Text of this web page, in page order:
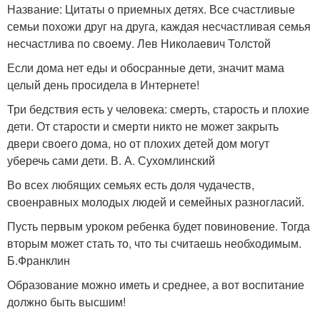
Название: Цитаты о приемных детях. Все счастливые
семьи похожи друг на друга, каждая несчастливая семья
несчастлива по своему. Лев Николаевич Толстой
Если дома нет еды и обосранные дети, значит мама
целый день просидела в Интернете!
Три бедствия есть у человека: смерть, старость и плохие
дети. От старости и смерти никто не может закрыть
двери своего дома, но от плохих детей дом могут
уберечь сами дети. В. А. Сухомлинский
Во всех любящих семьях есть доля чудачеств,
своенравных молодых людей и семейных разногласий.
Пусть первым уроком ребенка будет повиновение. Тогда
вторым может стать то, что ты считаешь необходимым.
Б.Франклин
Образование можно иметь и среднее, а вот воспитание
должно быть высшим!